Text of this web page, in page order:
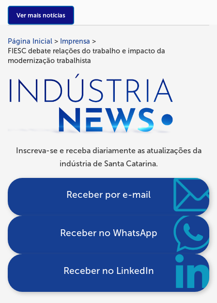
Ver mais notícias
Trilha
de
navegação
Página Inicial
Imprensa
FIESC debate relações do trabalho e impacto da
modernização trabalhista
Inscreva-se e receba diariamente as atualizações da
indústria de Santa Catarina.
Receber por e-mail
Receber no WhatsApp
Receber no LinkedIn